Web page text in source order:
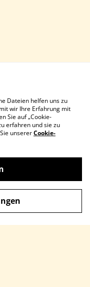
Rechtliche
Richtlinie
Dateien helfen uns zu
wir Ihre Erfahrung mit
Sie auf „Cookie-
erfahren und sie zu
unsererCookie-